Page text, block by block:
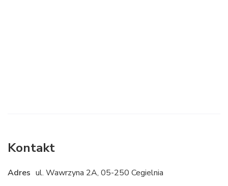
Kontakt
Adres ul. Wawrzyna 2A, 05-250 Cegielnia